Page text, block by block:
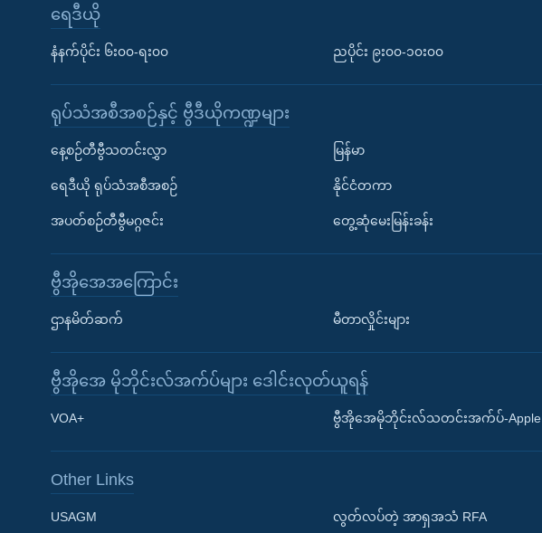
Learning English
ရေဒီယို
နံနက်ပိုင်း ၆း၀၀-ရး၀၀ ညပိုင်း ၉း၀၀-၁၀း၀၀
ရုပ်သံအစီအစဉ်နှင့် ဗွီဒီယိုကဏ္ဍများ
နေ့စဉ်တီဗွီသတင်းလွှာ
ရေဒီယို ရုပ်သံအစီအစဉ်
အပတ်စဉ်တီဗွီမဂ္ဂဇင်း
မြန်မာ
နိုင်ငံတကာ
တွေ့ဆုံမေးမြန်းခန်း
ဗွီအိုအေအကြောင်း
ဌာနမိတ်ဆက် မီတာလှိုင်းများ
ဗွီအိုအေ မိုဘိုင်းလ်အက်ပ်များ ဒေါင်းလုတ်ယူရန်
VOA+ ဗွီအိုအေမိုဘိုင်းလ်သတင်းအက်ပ်-Apple
Other Links
USAGM လွတ်လပ်တဲ့ အာရှအသံ RFA